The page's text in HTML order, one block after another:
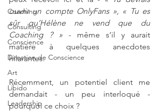
Coaching
Consulting
Conscience
Direction de Conscience
Art
Libido
Leadership
ouvrir un compte OnlyFans », « Tu es
sûr qu’Hélène ne vend que du
Coaching ? » - même s’il y aurait
matière à quelques anecdotes
hilarantes.
Récemment, un potentiel client me
demandait - un peu interloqué -
pourquoi ce choix ?